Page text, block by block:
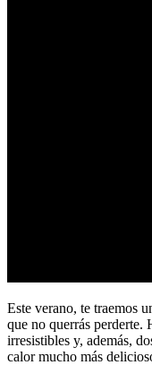
Este verano, te traemos
que no querrás perderte.
irresistibles y, además,
calor mucho más